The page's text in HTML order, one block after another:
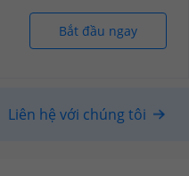
Bắt đầu ngay
Liên hệ với chúng tôi